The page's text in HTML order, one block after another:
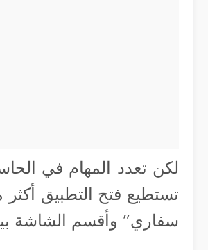
لكن تعدد المهام في
تستطيع فتح التطبيق
سفاري” وأقسم الشاشة